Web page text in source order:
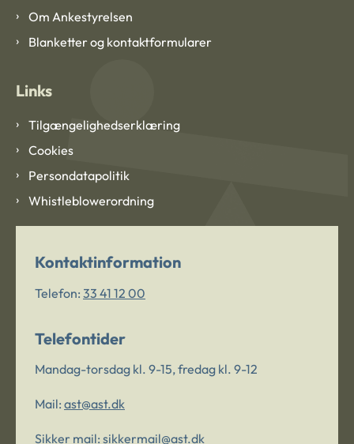
Om Ankestyrelsen
Blanketter og kontaktformularer
Links
Tilgængelighedserklæring
Cookies
Persondatapolitik
Whistleblowerordning
Kontaktinformation
Telefon: 33 41 12 00
Telefontider
Mandag-torsdag kl. 9-15, fredag kl. 9-12
Mail: ast@ast.dk
Sikker mail: sikkermail@ast.dk